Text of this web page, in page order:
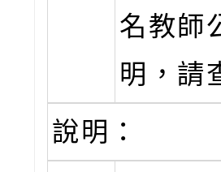
名教師
明，請
說明：